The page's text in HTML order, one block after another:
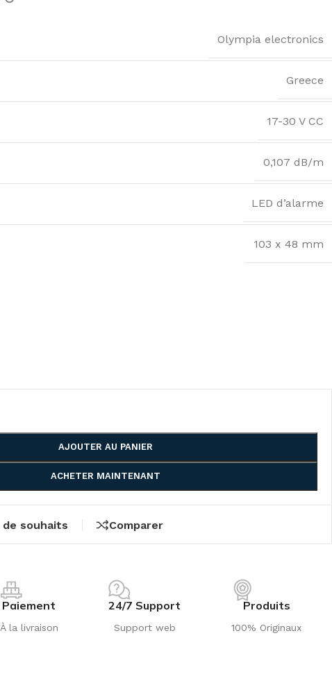
Olympia electronics
Greece
17-30 V CC
0,107 dB/m
LED d’alarme
103 x 48 mm
AJOUTER AU PANIER
ACHETER MAINTENANT
souhaits Comparer
Paiement
À la livraison
24/7 Support
Support web
Produits
100% Originaux